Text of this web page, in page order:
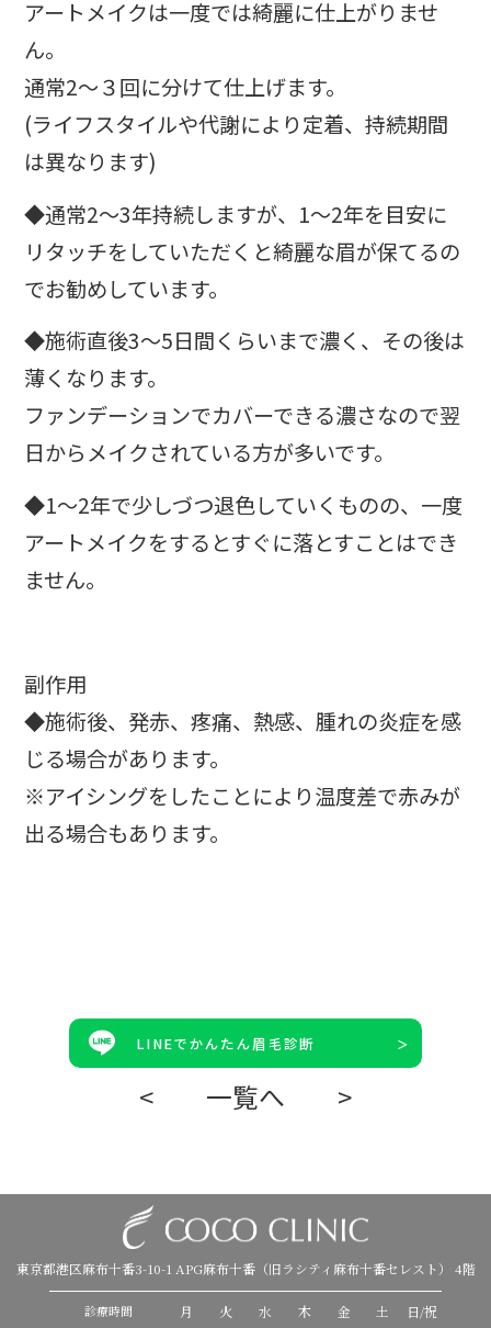
アートメイクは一度では綺麗に仕上がりませ
ん。
通常2〜３回に分けて仕上げます。
(ライフスタイルや代謝により定着、持続期間
は異なります)
◆通常2〜3年持続しますが、1〜2年を目安に
リタッチをしていただくと綺麗な眉が保てるの
でお勧めしています。
◆施術直後3〜5日間くらいまで濃く、その後は
薄くなります。
ファンデーションでカバーできる濃さなので翌
日からメイクされている方が多いです。
◆1～2年で少しづつ退色していくものの、一度
アートメイクをするとすぐに落とすことはでき
ません。
副作用
◆施術後、発赤、疼痛、熱感、腫れの炎症を感
じる場合があります。
※アイシングをしたことにより温度差で赤みが
出る場合もあります。
LINEでかんたん眉毛診断
< 一覧へ >
東京都港区麻布十番3-10-1 APG麻布十番（旧ラシティ麻布十番セレスト） 4階
診療時間 月 火 水 木 金 土 日/祝